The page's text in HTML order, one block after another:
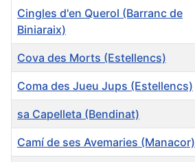
Cingles d'en Querol (Barranc de
Biniaraix)
Cova des Morts (Estellencs)
Coma des Jueu Jups (Estellencs)
sa Capelleta (Bendinat)
Camí de ses Avemaries (Manacor)